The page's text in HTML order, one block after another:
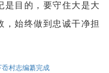
是目的，要守住大是大
，始终做到忠诚干净担
村志编纂完成